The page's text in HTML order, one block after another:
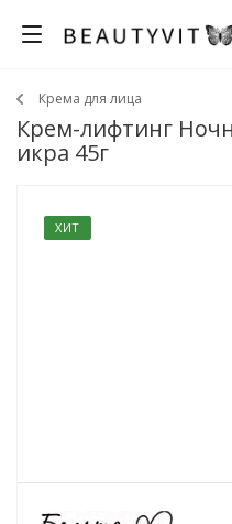
Крема для лица
Крем-лифтинг
икра 45г
ХИТ